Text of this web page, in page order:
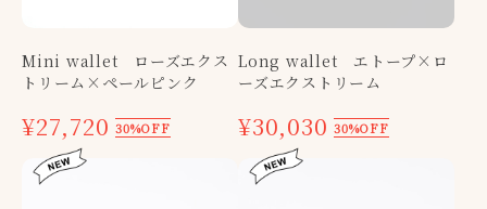
Mini wallet ローズエクス
トリーム×ペールピンク
¥27,720 30%OFF
Long wallet エトープ×ロ
ーズエクストリーム
¥30,030 30%OFF